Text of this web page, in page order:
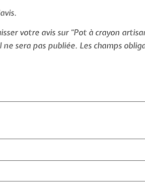
votre avis sur “Pot à crayon
sera pas publiée. Les champs